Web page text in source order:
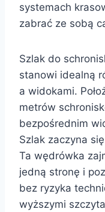
systemach
zabrać ze sobą
Szlak do
stanowi idealną
a widokami.
metrów
bezpośrednim
Szlak zaczyna
Ta wędrówka
jedną stronę i
bez ryzyka
wyższymi